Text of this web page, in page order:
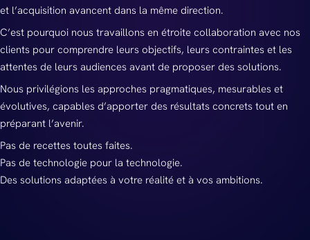
et l’acquisition avancent dans la même direction.
C’est pourquoi nous travaillons en étroite collaboration avec nos
clients pour comprendre leurs objectifs, leurs contraintes et les
attentes de leurs audiences avant de proposer des solutions.
Nous privilégions les approches pragmatiques, mesurables et
évolutives, capables d’apporter des résultats concrets tout en
préparant l’avenir.
Pas de recettes toutes faites.
Pas de technologie pour la technologie.
Des solutions adaptées à votre réalité et à vos ambitions.